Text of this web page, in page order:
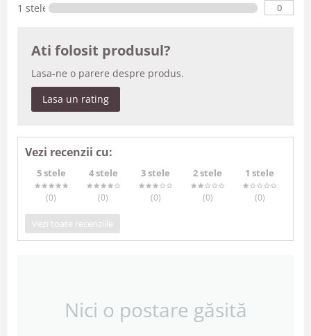
1 stele 0
Ati folosit produsul?
Lasa-ne o parere despre produs.
Lasa un rating
Vezi recenzii cu:
5 stele
(0)
4 stele
(0)
3 stele
(0)
2 stele
(0)
1 stele
(0)
Vezi toate recenziile
Nici o postare găsită